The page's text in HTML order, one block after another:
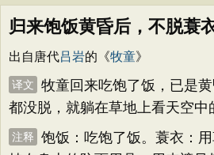
归来饱饭黄昏后，不脱蓑
出自唐代吕岩的《牧童》
译文
牧童回来吃饱了饭，已是
都没脱，就躺在草地上看天空中
注释
饱饭：吃饱了饭。蓑衣：